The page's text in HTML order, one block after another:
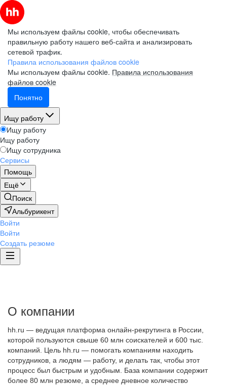
Мы используем файлы cookie, чтобы обеспечивать
правильную работу нашего веб-сайта и анализировать
сетевой трафик.
Правила использования файлов cookie
Мы используем файлы cookie. Правила использования
файлов cookie
Понятно
Ищу работу
Ищу работу
Ищу работу
Ищу сотрудника
Сервисы
Помощь
Ещё
Поиск
Альбурикент
Войти
Войти
Создать резюме
О компании
hh.ru — ведущая платформа онлайн-рекрутинга в России,
которой пользуются свыше 60 млн соискателей и 600 тыс.
компаний. Цель hh.ru — помогать компаниям находить
сотрудников, а людям — работу, и делать так, чтобы этот
процесс был быстрым и удобным. База компании содержит
более 80 млн резюме, а среднее дневное количество